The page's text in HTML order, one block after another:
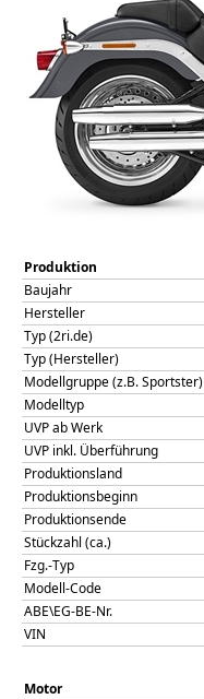
Produktion
Baujahr
Hersteller
Typ (2ri.de)
Typ (Hersteller)
Modellgruppe (z.B. Sportster)
Modelltyp
UVP ab Werk
UVP inkl. Überführung
Produktionsland
Produktionsbeginn
Produktionsende
Stückzahl (ca.)
Fzg.-Typ
Modell-Code
ABE\EG-BE-Nr.
VIN
Motor